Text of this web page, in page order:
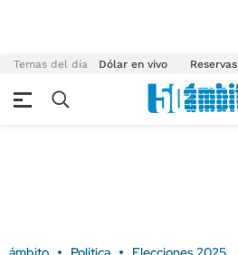
Temas del día Dólar en vivo Reservas